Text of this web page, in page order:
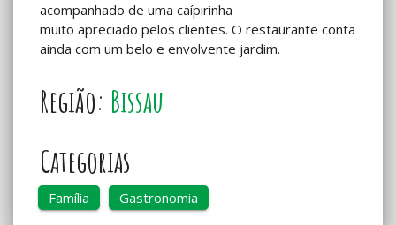
acompanhado de uma caípirinha
muito apreciado pelos clientes. O restaurante conta
ainda com um belo e envolvente jardim.
Região: Bissau
Categorias
Família Gastronomia